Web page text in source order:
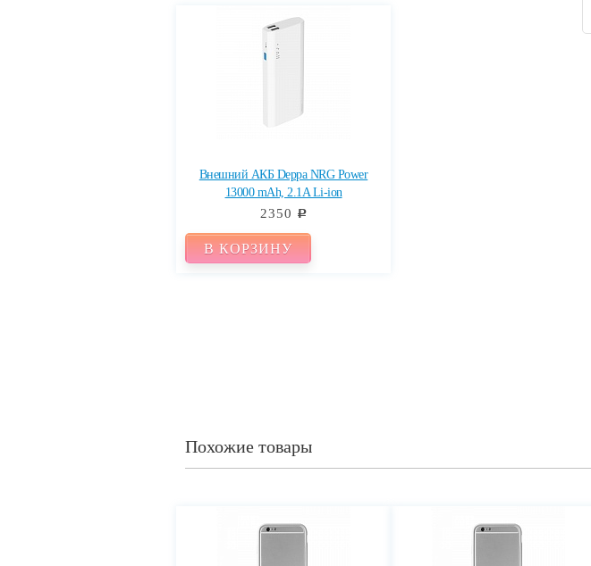
Внешний АКБ Deppa NRG Power
13000 mAh, 2.1A Li-ion
2350 c
В КОРЗИНУ
Похожие товары